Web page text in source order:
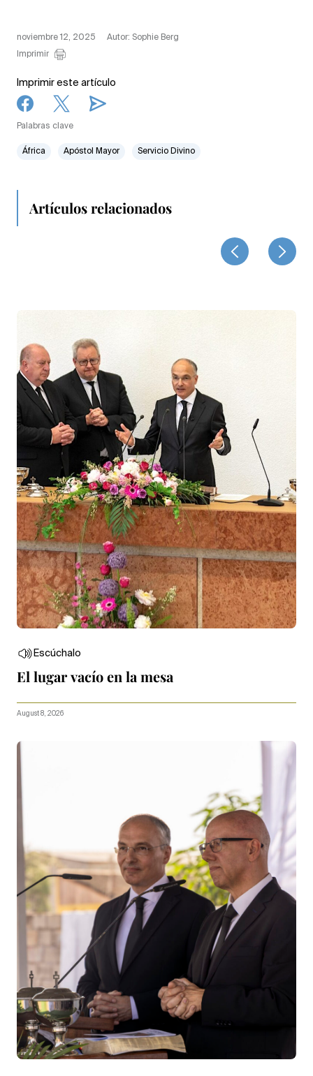
noviembre 12, 2025
Autor: Sophie Berg
Imprimir
Imprimir este artículo
Palabras clave
África Apóstol Mayor Servicio Divino
Artículos relacionados
Escúchalo
El lugar vacío en la mesa
August 8, 2026